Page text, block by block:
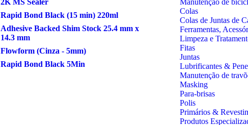
2K MS Sealer
Rapid Bond Black (15 min) 220ml
Adhesive Backed Shim Stock 25.4 mm x
14.3 mm
Flowform (Cinza - 5mm)
Rapid Bond Black 5Min
Manutenção de
Colas
Colas de Juntas de
Ferramentas,
Limpeza e
Fitas
Juntas
Lubrificantes &
Manutenção de
Masking
Para-brisas
Polis
Primários &
Produtos